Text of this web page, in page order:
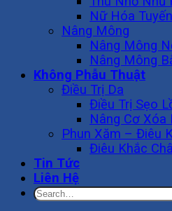
Nữ Hóa
Nâng Mông
Nâng Mông
Nâng Mông
Không Phẫu Thuật
Điều Trị Da
Điều Trị Sẹo
Nâng Cơ
Phun Xăm – Điêu
Điêu Khắc
Tin Tức
Liên Hệ